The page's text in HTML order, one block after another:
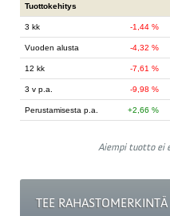
TEE RAHASTOMERKINTÄ
Tuottokehitys
3 kk -1,44 %
Vuoden alusta -4,32 %
12 kk -7,61 %
3 v p.a. -9,98 %
Perustamisesta p.a. 2,66 %
Aiempi tuotto ei